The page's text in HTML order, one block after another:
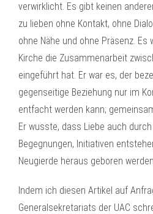
verwirklicht. Es gibt keinen
zu lieben ohne Kontakt, ohne
ohne Nähe und ohne Präsenz. Es
Kirche die Zusammenarbeit
eingeführt hat. Er war es, der
gegenseitige Beziehung nur im
entfacht werden kann;
Er wusste, dass Liebe auch
Begegnungen, Initiativen
Neugierde heraus geboren
Indem ich diesen Artikel auf
Generalsekretariats der UAC